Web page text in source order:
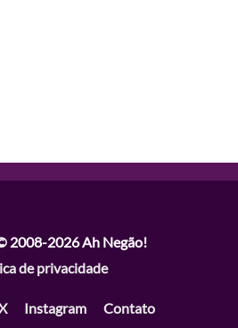
2008-2026Ah Negão!
de privacidade
Instagram Contato